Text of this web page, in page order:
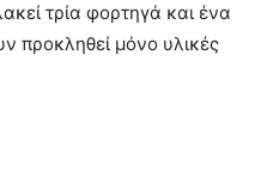
τρία φορτηγά και ένα
προκληθεί μόνο υλικές